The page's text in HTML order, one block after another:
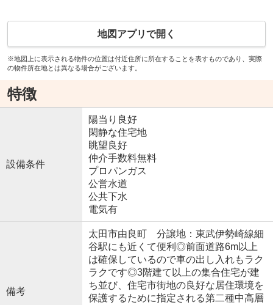
地図アプリで開く
※地図上に表示される物件の位置は付近住所に所在することを表すものであり、実際
の物件所在地とは異なる場合がございます。
特徴
設備条件
陽当り良好
閑静な住宅地
眺望良好
仲介手数料無料
プロパンガス
公営水道
公共下水
電気有
備考
太田市由良町 分譲地：東武伊勢崎線細
谷駅にも近くて便利◎前面道路6m以上
は確保しているので車の出し入れもラク
ラクです◎3階建て以上の集合住宅が建
ち並び、住宅市街地の良好な居住環境を
保護するために指定される第二種中高層